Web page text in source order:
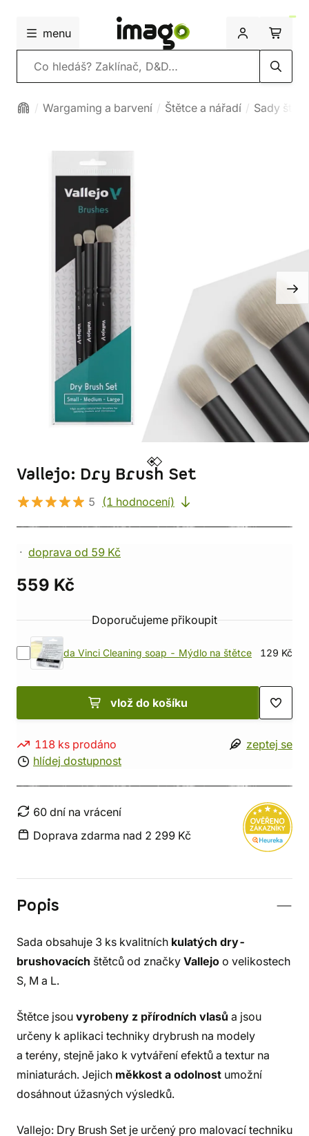
menu
Vyhledávání
Wargaming a barvení Štětce a nářadí Sady
Vallejo: Dry Brush Set
5 (1 hodnocení)
doprava od 59 Kč
559 Kč
Doporučujeme přikoupit
da Vinci Cleaning soap - Mýdlo na štětce 129 Kč
vlož do košíku
118 ks prodáno
hlídej dostupnost
zeptej se
60 dní na vrácení
Doprava zdarma nad 2 299 Kč
Popis
Sada obsahuje 3 ks kvalitních kulatých dry-
brushovacích štětců od značky Vallejo o velikostech
S, M a L.
Štětce jsou vyrobeny z přírodních vlasů a jsou
určeny k aplikaci techniky drybrush na modely
a terény, stejně jako k vytváření efektů a textur na
miniaturách. Jejich měkkost a odolnost umožní
dosáhnout úžasných výsledků.
Vallejo: Dry Brush Set je určený pro malovací techniku